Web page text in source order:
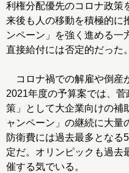
利権分配優先のコロナ政策
来後も人の移動を積極的に
ンペーン」を強く進める一
直接給付には否定的だった。
コロナ禍での解雇や倒産
2021年度の予算案では、
策」として大企業向けの
ャンペーン」の継続に大量
防衛費には過去最多となる
定だ。オリンピックも過去
催する気でいる。